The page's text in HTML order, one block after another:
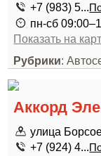
+7 (983) 5...
пн-сб
Показать на
Рубрики:
Аккорд
улица
+7 (924) 4...